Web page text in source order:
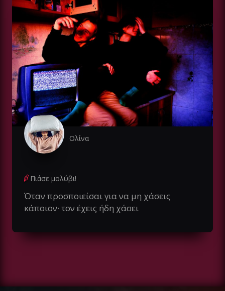
Ολίνα
Πιάσε μολύβι!
Όταν προσποιείσαι για να μη χάσεις
κάποιον· τον έχεις ήδη χάσει